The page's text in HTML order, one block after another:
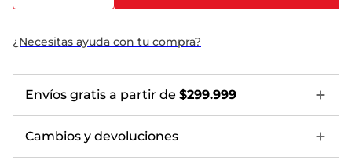
¿Necesitas ayuda con tu compra?
Envíos gratis a partir de $299.999
Cambios y devoluciones